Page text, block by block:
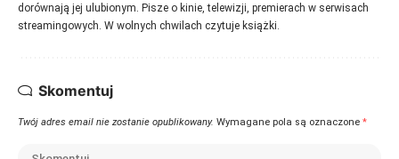
dorównają jej ulubionym. Pisze o kinie, telewizji, premierach w serwisach
streamingowych. W wolnych chwilach czytuje książki.
Skomentuj
Twój adres email nie zostanie opublikowany. Wymagane pola są oznaczone *